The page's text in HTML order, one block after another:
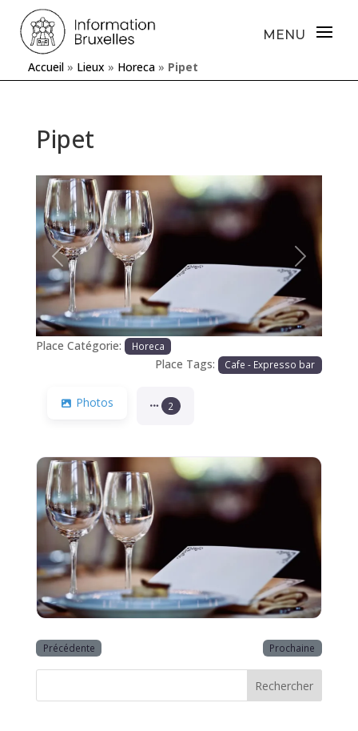
Accueil » Lieux » Horeca » Pipet
Pipet
Précédente Prochaine
Place Catégorie: Horeca
Place Tags: Cafe - Expresso bar
Photos 2
Précédente Prochaine
Rechercher